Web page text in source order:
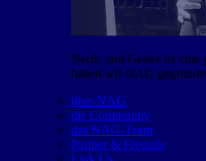
Nerds and Geeks ist
haben wir NAG
über NAG
die Community
das NAG-Team
Partner & Freunde